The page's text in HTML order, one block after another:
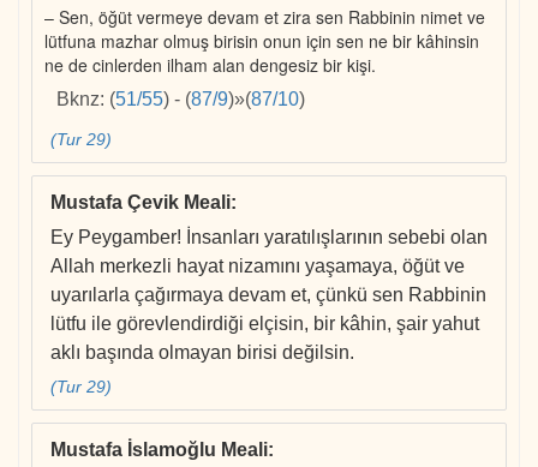
– Sen, öğüt vermeye devam et zira sen Rabbinin nimet ve
lütfuna mazhar olmuş birisin onun için sen ne bir kâhinsin
ne de cinlerden ilham alan dengesiz bir kişi.
Bknz: (51/55) - (87/9)»(87/10)
(Tur 29)
Mustafa Çevik Meali:
Ey Peygamber! İnsanları yaratılışlarının sebebi olan
Allah merkezli hayat nizamını yaşamaya, öğüt ve
uyarılarla çağırmaya devam et, çünkü sen Rabbinin
lütfu ile görevlendirdiği elçisin, bir kâhin, şair yahut
aklı başında olmayan birisi değilsin.
(Tur 29)
Mustafa İslamoğlu Meali: